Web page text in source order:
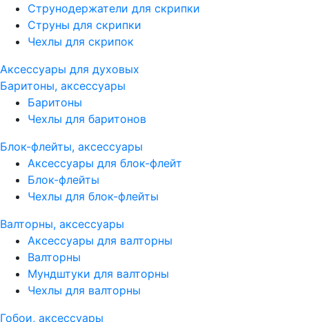
Струнодержатели для скрипки
Струны для скрипки
Чехлы для скрипок
Аксессуары для духовых
Баритоны, аксессуары
Баритоны
Чехлы для баритонов
Блок-флейты, аксессуары
Аксессуары для блок-флейт
Блок-флейты
Чехлы для блок-флейты
Валторны, аксессуары
Аксессуары для валторны
Валторны
Мундштуки для валторны
Чехлы для валторны
Гобои, аксессуары